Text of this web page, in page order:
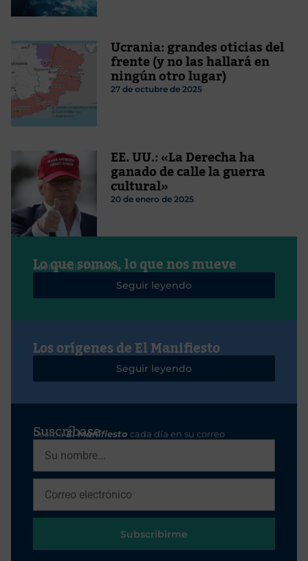
Ucrania: grandes oticias del
frente (y no las hallará en
ningún otro lugar)
27 de octubre de 2025
EE. UU.: «La Derecha ha
ganado de calle la guerra
cultural»
20 de enero de 2025
Lo que somos, lo que nos mueve
Javier Ruiz Portella
Seguir leyendo
Los orígenes de El Manifiesto
Seguir leyendo
Suscríbase
RecibaEl Manifiesto cada día en su correo
Subscribirme